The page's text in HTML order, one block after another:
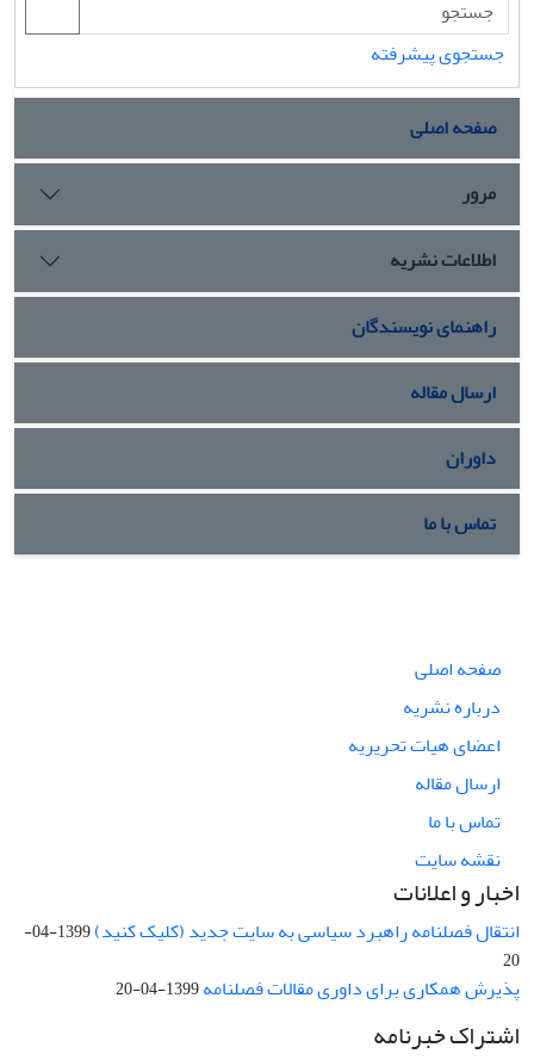
جستجوی پیشرفته
صفحه اصلی
مرور
اطلاعات نشریه
راهنمای نویسندگان
ارسال مقاله
داوران
تماس با ما
صفحه اصلی
درباره نشریه
اعضای هیات تحریریه
ارسال مقاله
تماس با ما
نقشه سایت
اخبار و اعلانات
انتقال فصلنامه راهبرد سیاسی به سایت جدید (کلیک کنید)
1399-04-
20
پذیرش همکاری برای داوری مقالات فصلنامه1399-04-20
اشتراک خبرنامه